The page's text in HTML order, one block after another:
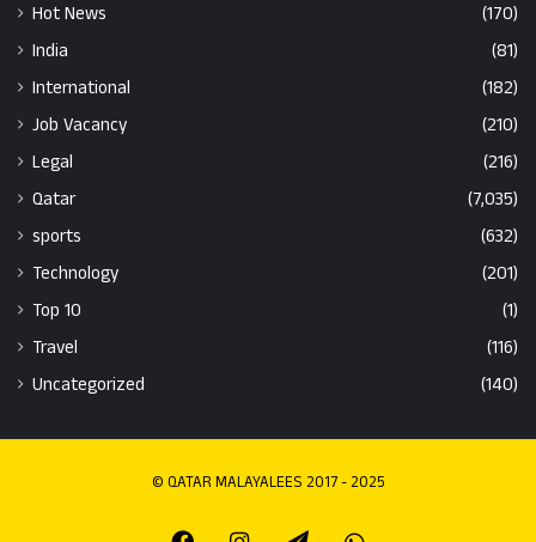
Hot News
(170)
India
(81)
International
(182)
Job Vacancy
(210)
Legal
(216)
Qatar
(7,035)
sports
(632)
Technology
(201)
Top 10
(1)
Travel
(116)
Uncategorized
(140)
© QATAR MALAYALEES 2017 - 2025